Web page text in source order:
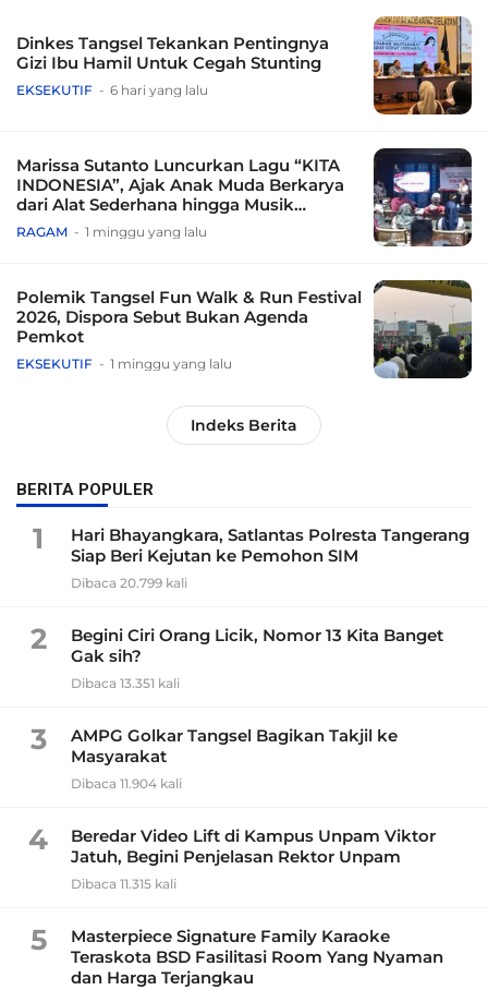
Dinkes Tangsel Tekankan Pentingnya
Gizi Ibu Hamil Untuk Cegah Stunting
EKSEKUTIF 6 hari yang lalu
Marissa Sutanto Luncurkan Lagu “KITA
INDONESIA”, Ajak Anak Muda Berkarya
dari Alat Sederhana hingga Musik
Tradisional
RAGAM 1 minggu yang lalu
Polemik Tangsel Fun Walk & Run Festival
2026, Dispora Sebut Bukan Agenda
Pemkot
EKSEKUTIF 1 minggu yang lalu
Indeks Berita
BERITA POPULER
1
Hari Bhayangkara, Satlantas Polresta Tangerang
Siap Beri Kejutan ke Pemohon SIM
Dibaca 20.799 kali
2
Begini Ciri Orang Licik, Nomor 13 Kita Banget
Gak sih?
Dibaca 13.351 kali
3
AMPG Golkar Tangsel Bagikan Takjil ke
Masyarakat
Dibaca 11.904 kali
4
Beredar Video Lift di Kampus Unpam Viktor
Jatuh, Begini Penjelasan Rektor Unpam
Dibaca 11.315 kali
5
Masterpiece Signature Family Karaoke
Teraskota BSD Fasilitasi Room Yang Nyaman
dan Harga Terjangkau